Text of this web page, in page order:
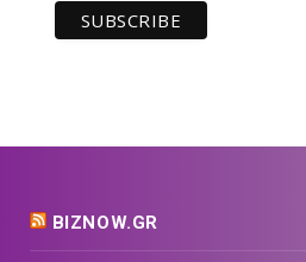
BIZNOW.GR